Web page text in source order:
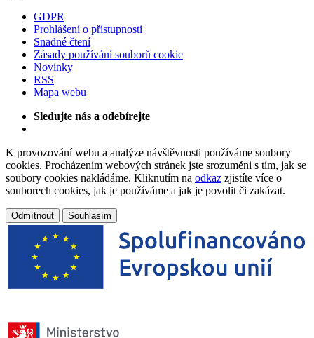
GDPR
Prohlášení o přístupnosti
Snadné čtení
Zásady používání souborů cookie
Novinky
RSS
Mapa webu
Sledujte nás a odebírejte
K provozování webu a analýze návštěvnosti používáme soubory
cookies. Procházením webových stránek jste srozuměni s tím, jak se
soubory cookies nakládáme. Kliknutím na odkaz zjistíte více o
souborech cookies, jak je používáme a jak je povolit či zakázat.
Odmítnout Souhlasím